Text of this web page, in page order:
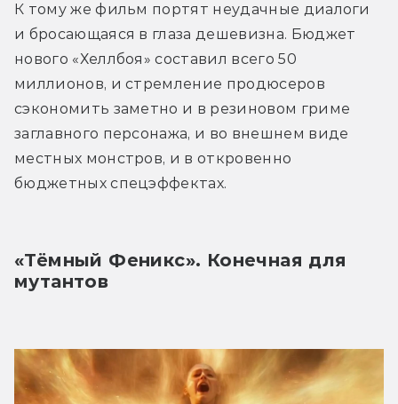
К тому же фильм портят неудачные диалоги
и бросающаяся в глаза дешевизна. Бюджет
нового «Хеллбоя» составил всего 50
миллионов, и стремление продюсеров
сэкономить заметно и в резиновом гриме
заглавного персонажа, и во внешнем виде
местных монстров, и в откровенно
бюджетных спецэффектах.
«Тёмный Феникс». Конечная для
мутантов